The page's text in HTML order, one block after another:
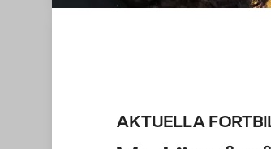
AKTUELLA